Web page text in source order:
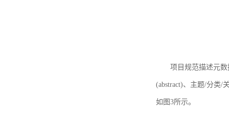
项目规范描述元
(abstract)、主题/分类/
如图3所示。